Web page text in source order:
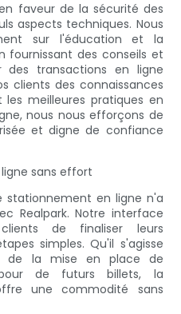
faveur de la sécurité des
aspects techniques. Nous
sur l'éducation et la
fournissant des conseils et
des transactions en ligne
clients des connaissances
meilleures pratiques en
nous nous efforçons de
et digne de confiance
sans effort
stationnement en ligne n'a
Realpark. Notre interface
de finaliser leurs
simples. Qu'il s'agisse
de la mise en place de
de futurs billets, la
une commodité sans